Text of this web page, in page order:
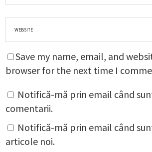
Save my name, email, and
browser for the next time I
Notifică-mă prin email când
comentarii.
Notifică-mă prin email când
articole noi.